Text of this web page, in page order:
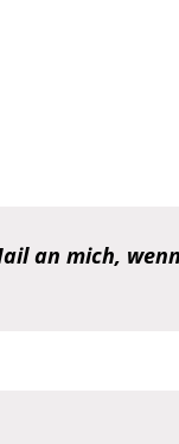
an mich,